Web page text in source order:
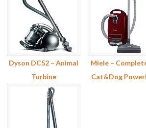
Dyson DC52 – Animal
Turbine
Miele –
Cat&Dog